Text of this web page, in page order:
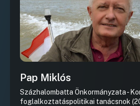
Pap Miklós
Százhalombatta Önkormányzata -
foglalkoztatáspolitikai tanácsnok